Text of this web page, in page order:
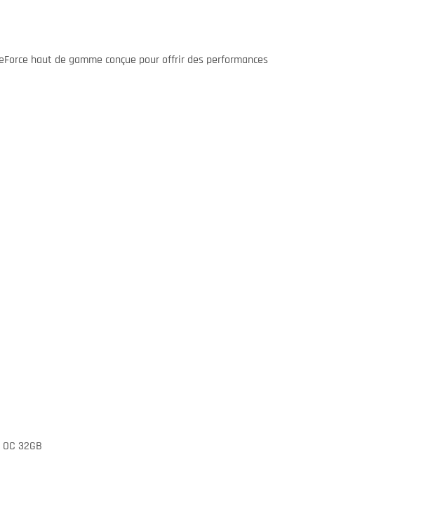
haut de gamme conçue pour offrir des performances
32GB